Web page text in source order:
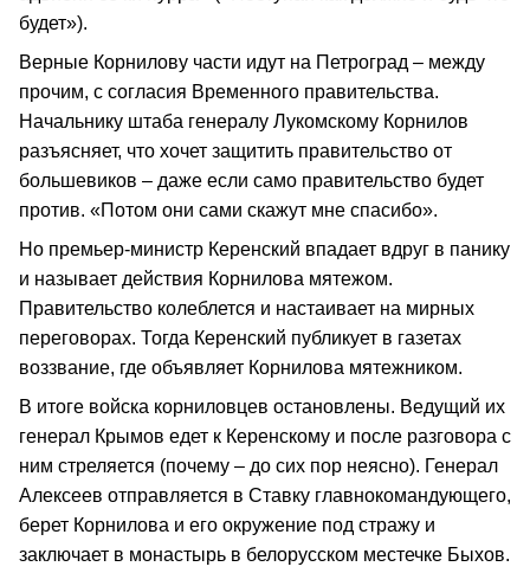
будет»).
Верные Корнилову части идут на Петроград – между
прочим, с согласия Временного правительства.
Начальнику штаба генералу Лукомскому Корнилов
разъясняет, что хочет защитить правительство от
большевиков – даже если само правительство будет
против. «Потом они сами скажут мне спасибо».
Но премьер-министр Керенский впадает вдруг в панику
и называет действия Корнилова мятежом.
Правительство колеблется и настаивает на мирных
переговорах. Тогда Керенский публикует в газетах
воззвание, где объявляет Корнилова мятежником.
В итоге войска корниловцев остановлены. Ведущий их
генерал Крымов едет к Керенскому и после разговора с
ним стреляется (почему – до сих пор неясно). Генерал
Алексеев отправляется в Ставку главнокомандующего,
берет Корнилова и его окружение под стражу и
заключает в монастырь в белорусском местечке Быхов.